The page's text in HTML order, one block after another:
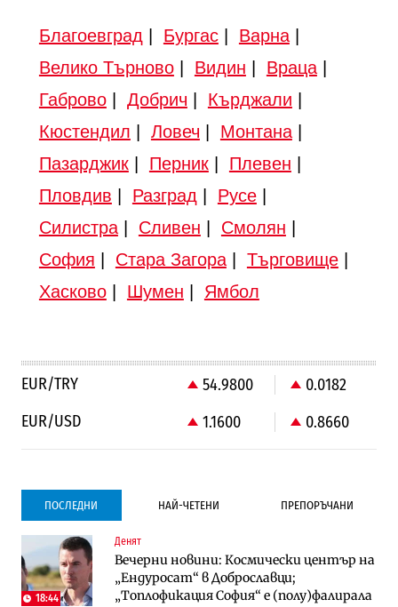
Благоевград Бургас| Варна|
Велико Търново| Видин Враца|
Габрово| Добрич Кърджали
Кюстендил
Ловеч Монтана|
Пазарджик| Перник| Плевен
Пловдив
Разград Русе|
Силистра| Сливен Смолян
София
Стара Загора| Търговище|
Хасково| Шумен Ямбол
EUR/TRY 54.9800
0.0182
EUR/USD
1.1600 0.8660
ПОСЛЕДНИ НАЙ-ЧЕТЕНИ ПРЕПОРЪЧАНИ
18:44
Денят
Вечерни новини: Космически център на
„Ендуросат“ в Доброславци;
„Топлофикация София“ e (полу)фалирала
Градоустройство
Столична община избра изпълнител за
преместването на трамвайното
трасе по бул. „Скобелев“
Компании
Vivacom предлага над 150 устройства с
90% отстъпка през август